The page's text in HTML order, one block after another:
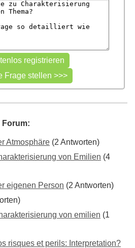
Forum:
Atmosphäre (2 Antworten)
von Emilien (4
eigenen Person (2 Antworten)
von emilien (1
risques et perils: Interpretation?